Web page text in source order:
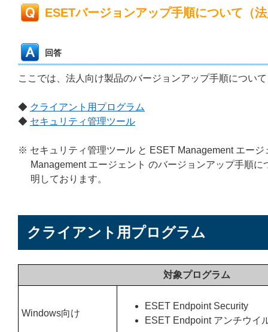
ESETバージョンアップ手順について（
回答
ここでは、法人向け製品のバージョンアップ手順につい
◆ クライアント用プログラム
◆ セキュリティ管理ツール
※ セキュリティ管理ツール と ESET Management エー
Management エージェント のバージョンアップ手順
明しております。
クライアント用プログラム
対象プログラム
Windows向け
ESET Endpoint Security
ESET Endpoint アンチウイ